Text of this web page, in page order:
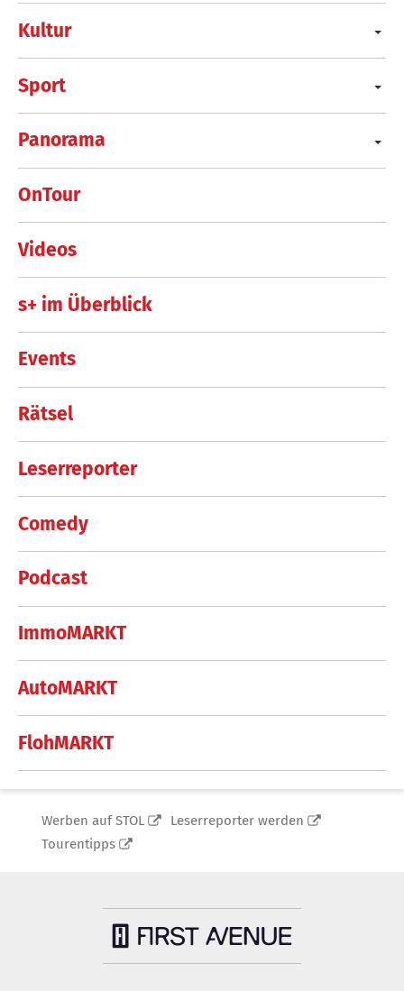
Kultur
Sport
Panorama
OnTour
Videos
s+ im Überblick
Events
Rätsel
Leserreporter
Comedy
Podcast
ImmoMARKT
AutoMARKT
FlohMARKT
Werben auf STOL
Leserreporter werden
Tourentipps